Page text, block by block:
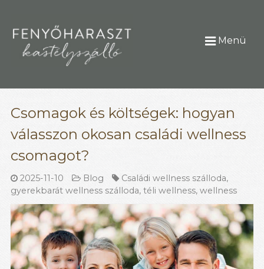
Menü
Csomagok és költségek: hogyan
válasszon okosan családi wellness
csomagot?
2025-11-10 Blog Családi wellness szálloda,
gyerekbarát wellness szálloda, téli wellness, wellness